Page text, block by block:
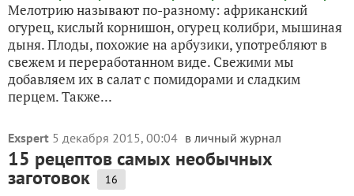
Мелотрию называют по-разному: африканский
огурец, кислый корнишон, огурец колибри, мышиная
дыня. Плоды, похожие на арбузики, употребляют в
свежем и переработанном виде. Свежими мы
добавляем их в салат с помидорами и сладким
перцем. Также...
Exspert 5 декабря 2015, 00:04 в личный журнал
15 рецептов самых необычных
заготовок 16